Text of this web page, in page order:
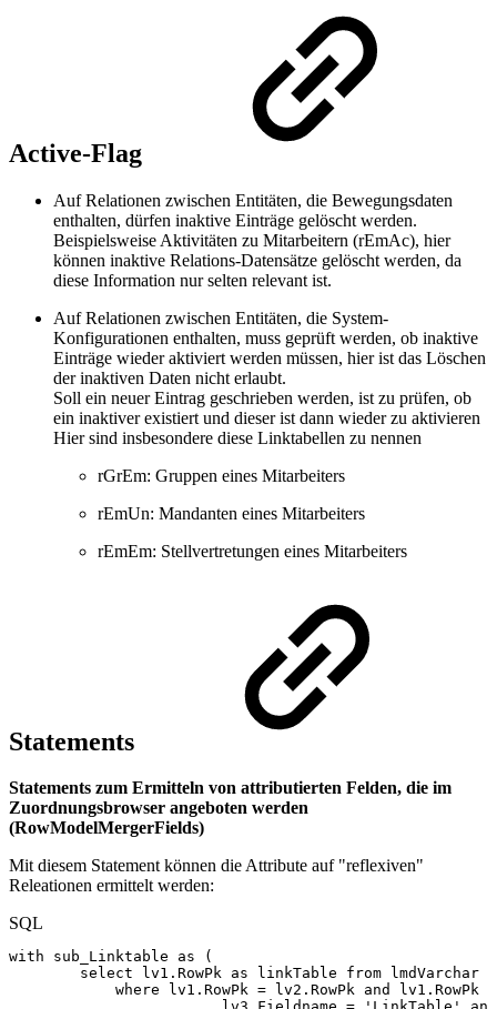
Active-Flag
Auf Relationen zwischen Entitäten, die Bewegungsdaten
enthalten, dürfen inaktive Einträge gelöscht werden.
Beispielsweise Aktivitäten zu Mitarbeitern (rEmAc), hier
können inaktive Relations-Datensätze gelöscht werden, da
diese Information nur selten relevant ist.
Auf Relationen zwischen Entitäten, die System-
Konfigurationen enthalten, muss geprüft werden, ob inaktive
Einträge wieder aktiviert werden müssen, hier ist das Löschen
der inaktiven Daten nicht erlaubt.
Soll ein neuer Eintrag geschrieben werden, ist zu prüfen, ob
ein inaktiver existiert und dieser ist dann wieder zu aktivieren
Hier sind insbesondere diese Linktabellen zu nennen
rGrEm: Gruppen eines Mitarbeiters
rEmUn: Mandanten eines Mitarbeiters
rEmEm: Stellvertretungen eines Mitarbeiters
Statements
Statements zum Ermitteln von attributierten Felden, die im
Zuordnungsbrowser angeboten werden
(RowModelMergerFields)
Mit diesem Statement können die Attribute auf "reflexiven"
Releationen ermittelt werden:
SQL
with sub_Linktable as
(
select
lv1 . RowPk as linkTable from lmdVarchar
where
lv1 . RowPk = lv2 . RowPk and lv1 . RowPk